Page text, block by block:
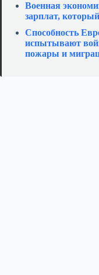
Военная
зарплат,
Способность
испытывают
пожары и